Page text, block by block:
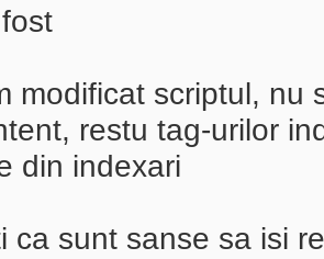
modificat scriptul, nu
restu tag-urilor
din indexari
ca sunt sanse sa isi